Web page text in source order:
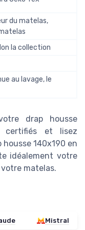
du matelas,
la collection
au lavage, le
drap housse
certifiés et lisez
140x190 en
idéalement votre
matelas.
Mistral